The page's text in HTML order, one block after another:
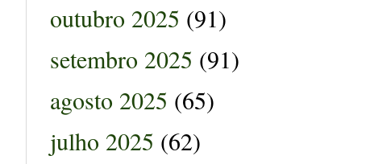
outubro 2025 (91)
setembro 2025 (91)
agosto 2025 (65)
julho 2025 (62)